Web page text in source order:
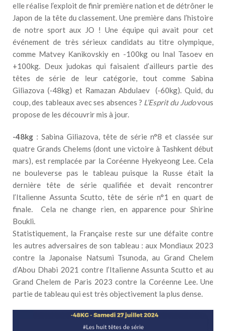
elle réalise l’exploit de finir première nation et de détrôner le
Japon de la tête du classement. Une première dans l’histoire
de notre sport aux JO ! Une équipe qui avait pour cet
événement de très sérieux candidats au titre olympique,
comme Matvey Kanikovskiy en -100kg ou Inal Tasoev en
+100kg. Deux judokas qui faisaient d’ailleurs partie des
têtes de série de leur catégorie, tout comme Sabina
Giliazova (-48kg) et Ramazan Abdulaev (-60kg). Quid, du
coup, des tableaux avec ses absences ? L’Esprit du Judovous
propose de les découvrir mis à jour.
-48kg : Sabina Giliazova, tête de série n°8 et classée sur
quatre Grands Chelems (dont une victoire à Tashkent début
mars), est remplacée par la Coréenne Hyekyeong Lee. Cela
ne bouleverse pas le tableau puisque la Russe était la
dernière tête de série qualifiée et devait rencontrer
l’Italienne Assunta Scutto, tête de série n°1 en quart de
finale. Cela ne change rien, en apparence pour Shirine
Boukli.
Statistiquement, la Française reste sur une défaite contre
les autres adversaires de son tableau : aux Mondiaux 2023
contre la Japonaise Natsumi Tsunoda, au Grand Chelem
d’Abou Dhabi 2021 contre l’Italienne Assunta Scutto et au
Grand Chelem de Paris 2023 contre la Coréenne Lee. Une
partie de tableau qui est très objectivement la plus dense.